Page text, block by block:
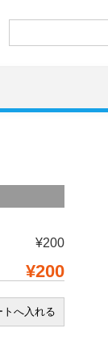
検
¥200
¥200